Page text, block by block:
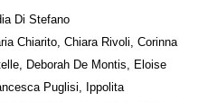
Di Stefano
Chiarito, Chiara Rivoli, Corinna
Deborah De Montis, Eloise
Puglisi, Ippolita